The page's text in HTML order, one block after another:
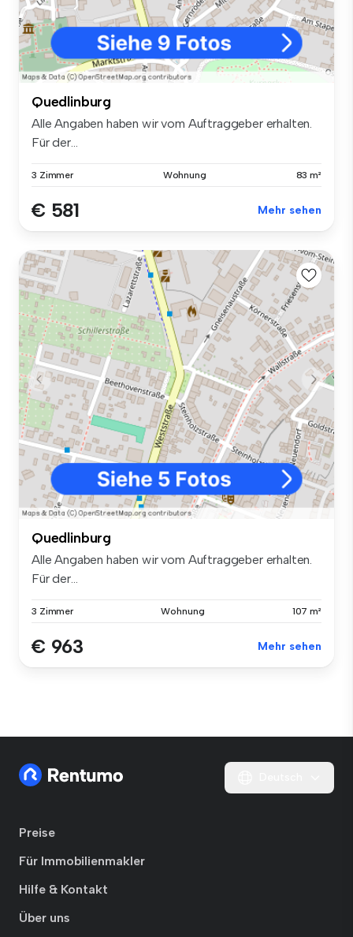
Quedlinburg
Alle Angaben haben wir vom Auftraggeber erhalten.
Für der...
3 Zimmer Wohnung 83 m²
€ 581 Mehr sehen
Quedlinburg
Alle Angaben haben wir vom Auftraggeber erhalten.
Für der...
3 Zimmer Wohnung 107 m²
€ 963 Mehr sehen
Preise
Für Immobilienmakler
Hilfe & Kontakt
Über uns